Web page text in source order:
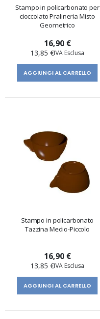
Stampo in policarbonato per
cioccolato Pralineria Misto
Geometrico
16,90 €
13,85 €
AGGIUNGI AL CARRELLO
Stampo in policarbonato
Tazzina Medio-Piccolo
16,90 €
13,85 €
AGGIUNGI AL CARRELLO